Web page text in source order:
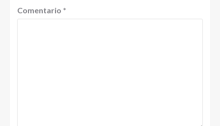
Comentario *